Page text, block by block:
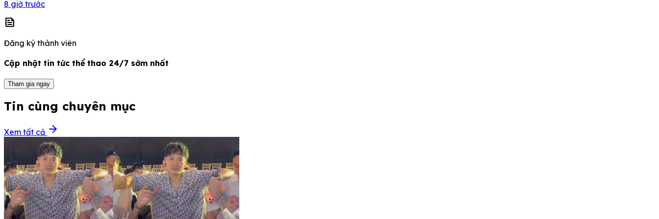
8 giờ trước
news
Đăng ký thành viên
Cập nhật tin tức thể thao 24/7 sớm nhất
Tham gia ngay
Tin cùng chuyên mục
Xem tất cả arrow_forward